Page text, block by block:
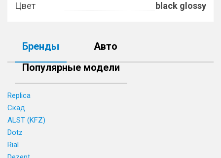
Цвет
black glossy
Бренды
Авто
Популярные модели
Replica
Скад
ALST (KFZ)
Dotz
Rial